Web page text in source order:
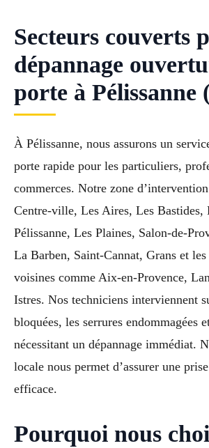
Secteurs couverts
dépannage
porte à Pélissanne
À Pélissanne, nous assurons un
porte rapide pour les particuliers,
commerces. Notre zone
Centre-ville, Les Aires, Les Bastides,
Pélissanne, Les Plaines, Salon-de-
La Barben, Saint-Cannat, Grans et
voisines comme Aix-en-Provence,
Istres. Nos techniciens interviennent
bloquées, les serrures endommagées
nécessitant un dépannage immédiat.
locale nous permet d’assurer une
efficace.
Pourquoi nous